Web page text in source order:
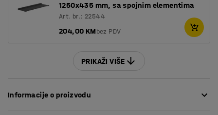
1250x435 mm, sa spojnim elementima
Art. br.: 22544
204,00 KMbez PDV
PRIKAŽI VIŠE
Informacije o proizvodu